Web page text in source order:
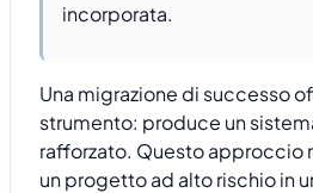
incorporata.
Una migrazione di successo
strumento: produce un
rafforzato. Questo approccio
un progetto ad alto rischio in